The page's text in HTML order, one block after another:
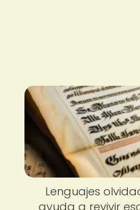
Lenguajes
ayuda a revivir